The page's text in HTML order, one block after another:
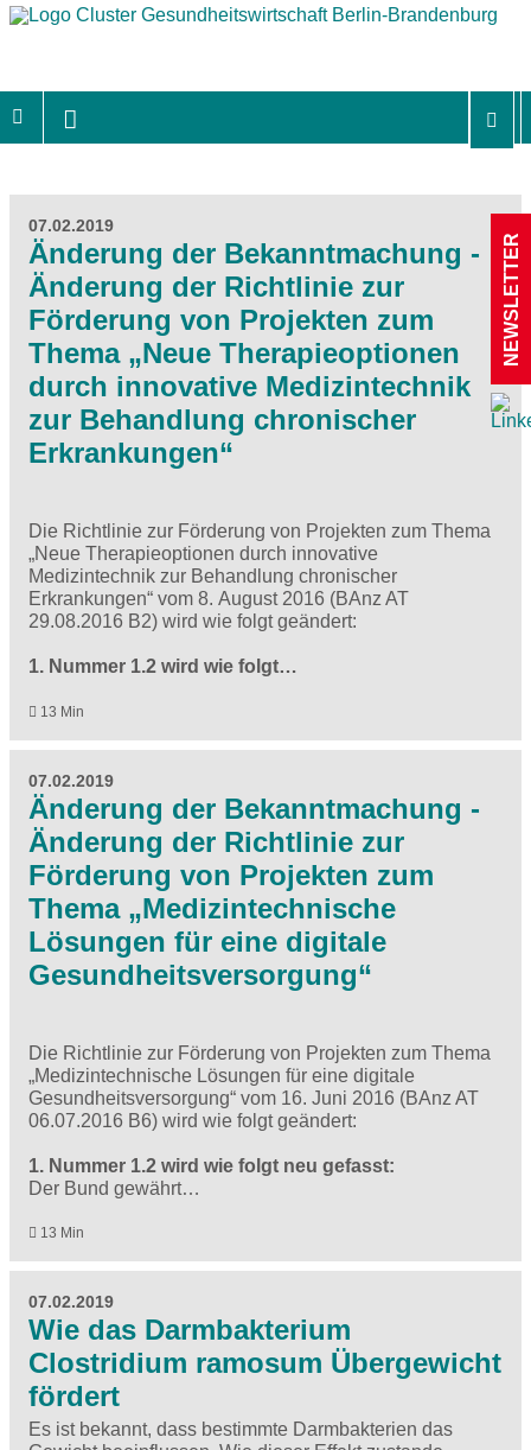
07.02.2019
Änderung der Bekanntmachung -
Änderung der Richtlinie zur
Förderung von Projekten zum
Thema „Neue Therapieoptionen
durch innovative Medizintechnik
zur Behandlung chronischer
Erkrankungen“
Die Richtlinie zur Förderung von Projekten zum Thema
„Neue Therapieoptionen durch innovative
Medizintechnik zur Behandlung chronischer
Erkrankungen“ vom 8. August 2016 (BAnz AT
29.08.2016 B2) wird wie folgt geändert:
1. Nummer 1.2 wird wie folgt…
13 Min
07.02.2019
Änderung der Bekanntmachung -
Änderung der Richtlinie zur
Förderung von Projekten zum
Thema „Medizintechnische
Lösungen für eine digitale
Gesundheitsversorgung“
Die Richtlinie zur Förderung von Projekten zum Thema
„Medizintechnische Lösungen für eine digitale
Gesundheitsversorgung“ vom 16. Juni 2016 (BAnz AT
06.07.2016 B6) wird wie folgt geändert:
1. Nummer 1.2 wird wie folgt neu gefasst:
Der Bund gewährt…
13 Min
07.02.2019
Wie das Darmbakterium
Clostridium ramosum Übergewicht
fördert
Es ist bekannt, dass bestimmte Darmbakterien das
NEWSLETTER